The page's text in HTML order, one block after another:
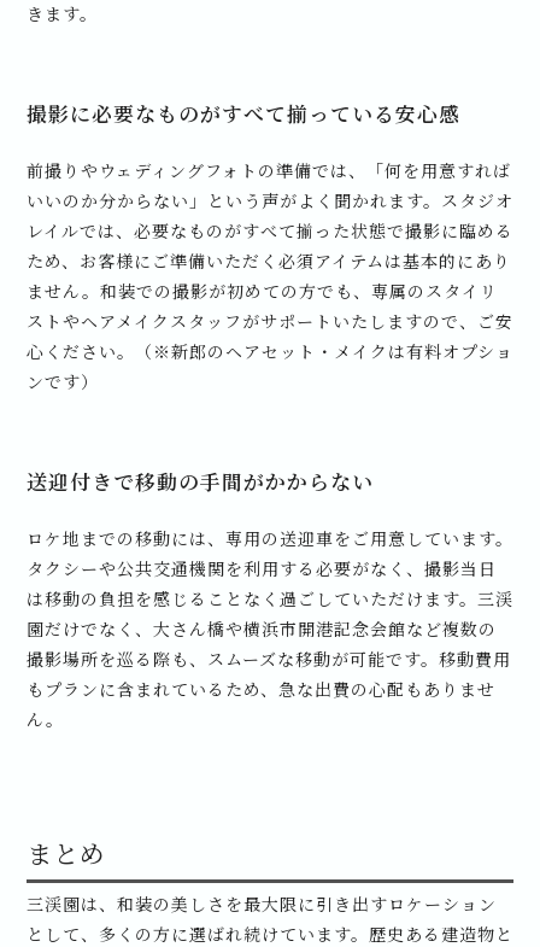
きます。
撮影に必要なものがすべて揃っている安心感
前撮りやウェディングフォトの準備では、「何を用意すれば
いいのか分からない」という声がよく聞かれます。スタジオ
レイルでは、必要なものがすべて揃った状態で撮影に臨める
ため、お客様にご準備いただく必須アイテムは基本的にあり
ません。和装での撮影が初めての方でも、専属のスタイリ
ストやヘアメイクスタッフがサポートいたしますので、ご安
心ください。（※新郎のヘアセット・メイクは有料オプショ
ンです）
送迎付きで移動の手間がかからない
ロケ地までの移動には、専用の送迎車をご用意しています。
タクシーや公共交通機関を利用する必要がなく、撮影当日
は移動の負担を感じることなく過ごしていただけます。三渓
園だけでなく、大さん橋や横浜市開港記念会館など複数の
撮影場所を巡る際も、スムーズな移動が可能です。移動費用
もプランに含まれているため、急な出費の心配もありませ
ん。
まとめ
三渓園は、和装の美しさを最大限に引き出すロケーション
として、多くの方に選ばれ続けています。歴史ある建造物と